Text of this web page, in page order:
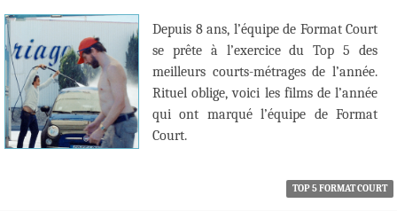
Depuis 8 ans, l’équipe de Format Court
se prête à l’exercice du Top 5 des
meilleurs courts-métrages de l’année.
Rituel oblige, voici les films de l’année
qui ont marqué l’équipe de Format
Court.
TOP 5 FORMAT COURT